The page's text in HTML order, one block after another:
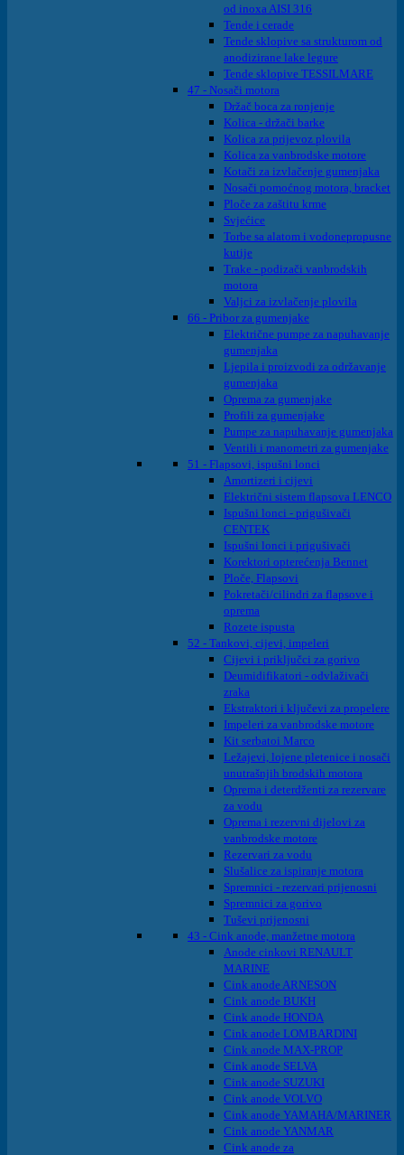
od inoxa AISI 316
Tende i cerade
Tende sklopive sa strukturom od
anodizirane lake legure
Tende sklopive TESSILMARE
47 - Nosači motora
Držač boca za ronjenje
Kolica - držači barke
Kolica za prijevoz plovila
Kolica za vanbrodske motore
Kotači za izvlačenje gumenjaka
Nosači pomoćnog motora, bracket
Ploče za zaštitu krme
Svjećice
Torbe sa alatom i vodonepropusne
kutije
Trake - podizači vanbrodskih
motora
Valjci za izvlačenje plovila
66 - Pribor za gumenjake
Električne pumpe za napuhavanje
gumenjaka
Ljepila i proizvodi za održavanje
gumenjaka
Oprema za gumenjake
Profili za gumenjake
Pumpe za napuhavanje gumenjaka
Ventili i manometri za gumenjake
51 - Flapsovi, ispušni lonci
Amortizeri i cijevi
Električni sistem flapsova LENCO
Ispušni lonci - prigušivači
CENTEK
Ispušni lonci i prigušivači
Korektori opterećenja Bennet
Ploče, Flapsovi
Pokretači/cilindri za flapsove i
oprema
Rozete ispusta
52 - Tankovi, cijevi, impeleri
Cijevi i priključci za gorivo
Deumidifikatori - odvlaživači
zraka
Ekstraktori i ključevi za propelere
Impeleri za vanbrodske motore
Kit serbatoi Marco
Ležajevi, lojene pletenice i nosači
unutrašnjih brodskih motora
Oprema i deterdženti za rezervare
za vodu
Oprema i rezervni dijelovi za
vanbrodske motore
Rezervari za vodu
Slušalice za ispiranje motora
Spremnici - rezervari prijenosni
Spremnici za gorivo
Tuševi prijenosni
43 - Cink anode, manžetne motora
Anode cinkovi RENAULT
MARINE
Cink anode ARNESON
Cink anode BUKH
Cink anode HONDA
Cink anode LOMBARDINI
Cink anode MAX-PROP
Cink anode SELVA
Cink anode SUZUKI
Cink anode VOLVO
Cink anode YAMAHA/MARINER
Cink anode YANMAR
Cink anode za